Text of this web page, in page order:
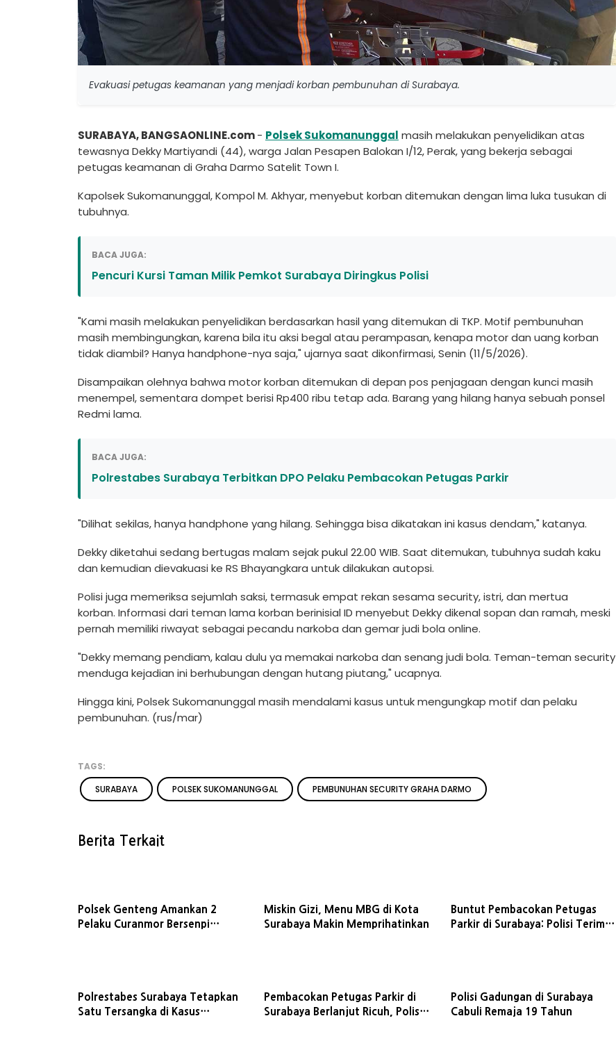
Evakuasi petugas keamanan yang menjadi korban pembunuhan di Surabaya.
SURABAYA, BANGSAONLINE.com- Polsek Sukomanunggal masih melakukan penyelidikan atas
tewasnya Dekky Martiyandi (44), warga Jalan Pesapen Balokan I/12, Perak, yang bekerja sebagai
petugas keamanan di Graha Darmo Satelit Town I.
Kapolsek Sukomanunggal, Kompol M. Akhyar, menyebut korban ditemukan dengan lima luka tusukan di
tubuhnya.
BACA JUGA:
Pencuri Kursi Taman Milik Pemkot Surabaya Diringkus Polisi
"Kami masih melakukan penyelidikan berdasarkan hasil yang ditemukan di TKP. Motif pembunuhan
masih membingungkan, karena bila itu aksi begal atau perampasan, kenapa motor dan uang korban
tidak diambil? Hanya handphone-nya saja," ujarnya saat dikonfirmasi, Senin (11/5/2026).
Disampaikan olehnya bahwa motor korban ditemukan di depan pos penjagaan dengan kunci masih
menempel, sementara dompet berisi Rp400 ribu tetap ada. Barang yang hilang hanya sebuah ponsel
Redmi lama.
BACA JUGA:
Polrestabes Surabaya Terbitkan DPO Pelaku Pembacokan Petugas Parkir
"Dilihat sekilas, hanya handphone yang hilang. Sehingga bisa dikatakan ini kasus dendam," katanya.
Dekky diketahui sedang bertugas malam sejak pukul 22.00 WIB. Saat ditemukan, tubuhnya sudah kaku
dan kemudian dievakuasi ke RS Bhayangkara untuk dilakukan autopsi.
Polisi juga memeriksa sejumlah saksi, termasuk empat rekan sesama security, istri, dan mertua
korban. Informasi dari teman lama korban berinisial ID menyebut Dekky dikenal sopan dan ramah, meski
pernah memiliki riwayat sebagai pecandu narkoba dan gemar judi bola online.
"Dekky memang pendiam, kalau dulu ya memakai narkoba dan senang judi bola. Teman-teman security
menduga kejadian ini berhubungan dengan hutang piutang," ucapnya.
Hingga kini, Polsek Sukomanunggal masih mendalami kasus untuk mengungkap motif dan pelaku
pembunuhan. (rus/mar)
TAGS:
SURABAYA
POLSEK SUKOMANUNGGAL PEMBUNUHAN SECURITY GRAHA DARMO
Berita Terkait
Polsek Genteng Amankan 2
Pelaku Curanmor Bersenpi
Miskin Gizi, Menu MBG di Kota
Surabaya Makin Memprihatinkan
Buntut Pembacokan Petugas
Parkir di Surabaya: Polisi Terima
Polrestabes Surabaya Tetapkan
Satu Tersangka di Kasus
Pembacokan Petugas Parkir di
Surabaya Berlanjut Ricuh, Polisi
Polisi Gadungan di Surabaya
Cabuli Remaja 19 Tahun